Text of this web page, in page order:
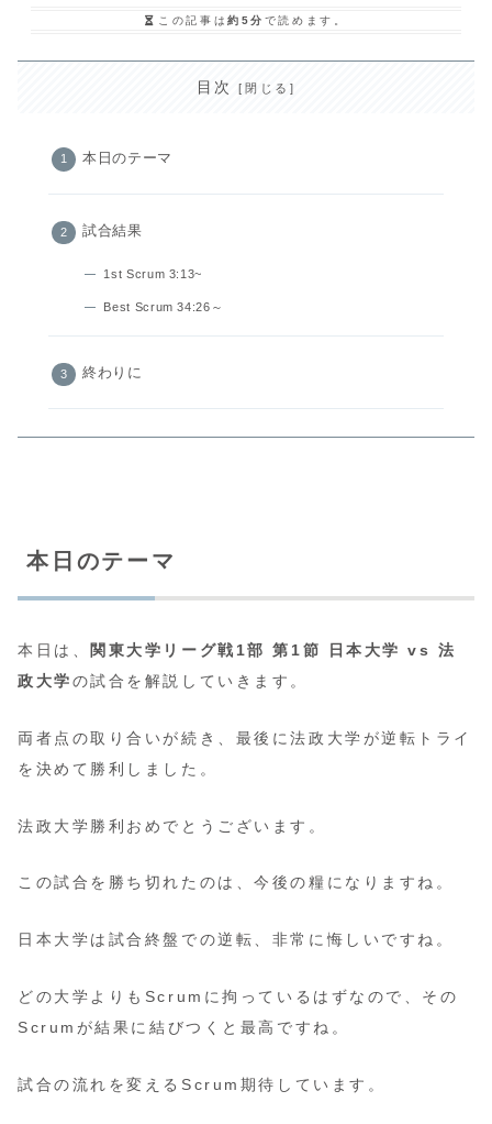
この記事は約5分 で読めます。
目次
本日のテーマ
試合結果
1st Scrum 3:13~
Best Scrum 34:26～
終わりに
本日のテーマ
本日は、
関東大学リーグ戦1部 第1節 日本大学 vs 法
政大学の試合を解説していきます。
両者点の取り合いが続き、最後に法政大学が逆転トライ
を決めて勝利しました。
法政大学勝利おめでとうございます。
この試合を勝ち切れたのは、今後の糧になりますね。
日本大学は試合終盤での逆転、非常に悔しいですね。
どの大学よりもScrumに拘っているはずなので、その
Scrumが結果に結びつくと最高ですね。
試合の流れを変えるScrum期待しています。